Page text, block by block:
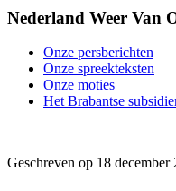
Nederland Weer Van
Onze persberichten
Onze spreekteksten
Onze moties
Het Brabantse
Geschreven op 18 december